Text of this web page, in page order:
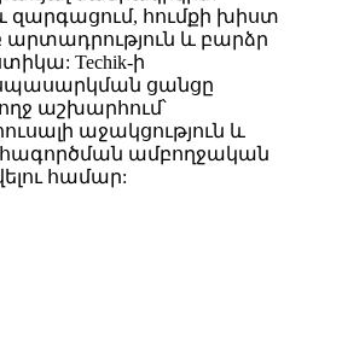
զարգացում, հումքի խիստ
արտադրություն և բարձր
Techik-ի
ցանցը
աշխարհում՝
աջակցություն և
ամբողջական
համար: